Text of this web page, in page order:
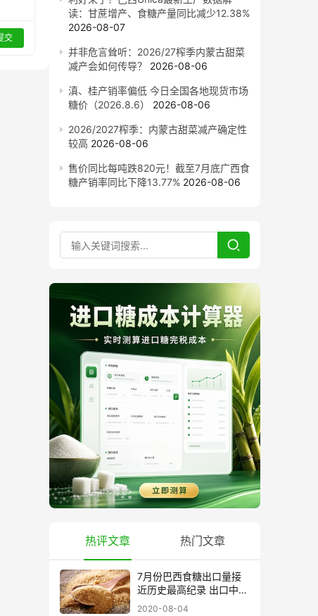
交
读：甘蔗增产、食糖产量同比减少12.38%
2026-08-07
并非危言耸听：2026/27榨季内蒙古甜菜
减产会如何传导？
2026-08-06
滇、桂产销率偏低 今日全国各地现货市场
糖价（2026.8.6）
2026-08-06
2026/2027榨季：内蒙古甜菜减产确定性
较高 2026-08-06
售价同比每吨跌820元！截至7月底广西食
糖产销率同比下降13.77% 2026-08-06
热评文章 热门文章
7月份巴西食糖出口量接
近历史最高纪录 出口中国
超40万吨
2020-08-04